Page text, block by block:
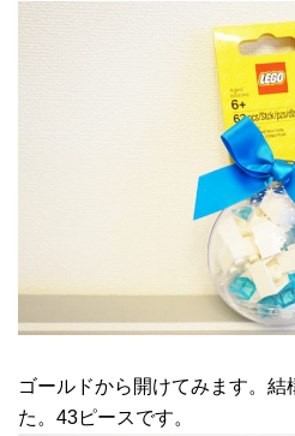
ゴールドから開けてみます。結
た。43ピースです。